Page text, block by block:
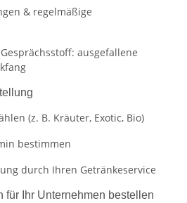
& regelmäßige
ausgefallene
(z. B. Kräuter, Exotic, Bio)
bestimmen
durch Ihren Getränkeservice
für Ihr Unternehmen bestellen